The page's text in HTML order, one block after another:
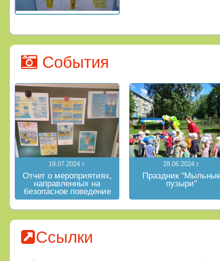
События
19.07.2024 г.
Отчет о мероприятиях,
направленных на
безопасное поведение
на водных объектах в
летний период
28.06.2024 г.
Праздник
пузыри"
Ссылки